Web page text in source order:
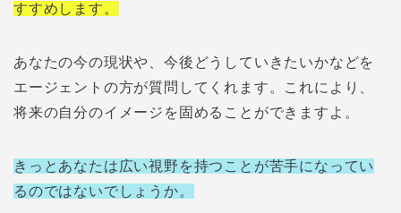
すすめします。
あなたの今の現状や、今後どうしていきたいかなどを
エージェントの方が質問してくれます。これにより、
将来の自分のイメージを固めることができますよ。
きっとあなたは広い視野を持つことが苦手になってい
るのではないでしょうか。